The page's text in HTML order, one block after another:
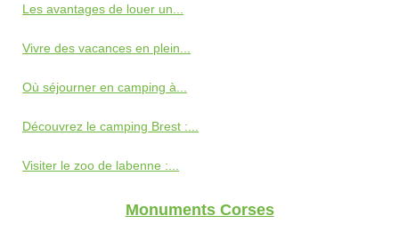
Les avantages de louer un...
Vivre des vacances en plein...
Où séjourner en camping à...
Découvrez le camping Brest :...
Visiter le zoo de labenne :...
Monuments Corses